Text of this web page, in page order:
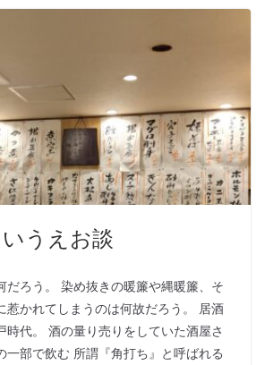
うえお談
だろう。 染め抜きの暖簾や縄暖簾、そ
惹かれてしまうのは何故だろう。 居酒
時代。 酒の量り売りをしていた酒屋さ
一部で飲む 所謂『角打ち』と呼ばれる